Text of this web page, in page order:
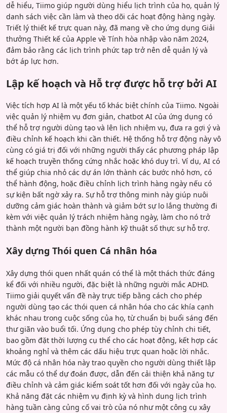
dễ hiểu, Tiimo giúp người dùng hiểu lịch trình của họ, quản lý
danh sách việc cần làm và theo dõi các hoạt động hàng ngày.
Triết lý thiết kế trực quan này, đã mang về cho ứng dụng Giải
thưởng Thiết kế của Apple về Tính hòa nhập vào năm 2024,
đảm bảo rằng các lịch trình phức tạp trở nên dễ quản lý và
bớt áp lực hơn.
Lập kế hoạch và Hỗ trợ được hỗ trợ bởi AI
Việc tích hợp AI là một yếu tố khác biệt chính của Tiimo. Ngoài
việc quản lý nhiệm vụ đơn giản, chatbot AI của ứng dụng có
thể hỗ trợ người dùng tạo và lên lịch nhiệm vụ, đưa ra gợi ý và
điều chỉnh kế hoạch khi cần thiết. Hệ thống hỗ trợ động này vô
cùng có giá trị đối với những người thấy các phương pháp lập
kế hoạch truyền thống cứng nhắc hoặc khó duy trì. Ví dụ, AI có
thể giúp chia nhỏ các dự án lớn thành các bước nhỏ hơn, có
thể hành động, hoặc điều chỉnh lịch trình hàng ngày nếu có
sự kiện bất ngờ xảy ra. Sự hỗ trợ thông minh này giúp nuôi
dưỡng cảm giác hoàn thành và giảm bớt sự lo lắng thường đi
kèm với việc quản lý trách nhiệm hàng ngày, làm cho nó trở
thành một người bạn đồng hành kỹ thuật số thực sự hỗ trợ.
Xây dựng Thói quen Cá nhân hóa
Xây dựng thói quen nhất quán có thể là một thách thức đáng
kể đối với nhiều người, đặc biệt là những người mắc ADHD.
Tiimo giải quyết vấn đề này trực tiếp bằng cách cho phép
người dùng tạo các thói quen cá nhân hóa cho các khía cạnh
khác nhau trong cuộc sống của họ, từ chuẩn bị buổi sáng đến
thư giãn vào buổi tối. Ứng dụng cho phép tùy chỉnh chi tiết,
bao gồm đặt thời lượng cụ thể cho các hoạt động, kết hợp các
khoảng nghỉ và thêm các dấu hiệu trực quan hoặc lời nhắc.
Mức độ cá nhân hóa này trao quyền cho người dùng thiết lập
các mẫu có thể dự đoán được, dẫn đến cải thiện khả năng tự
điều chỉnh và cảm giác kiểm soát tốt hơn đối với ngày của họ.
Khả năng đặt các nhiệm vụ định kỳ và hình dung lịch trình
hàng tuần càng củng cố vai trò của nó như một công cụ xây